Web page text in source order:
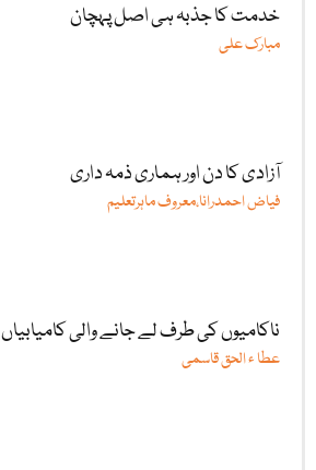
خدمت کا جذبہ ہی اصل پہچان
مبارک علی
آزادی کا دن اور ہماری ذمہ داری
فیاض احمدرانا،معروف ماہرتعلیم
ناکامیوں کی طرف لے جانے والی کامیابیاں
عطا ء الحق قاسمی